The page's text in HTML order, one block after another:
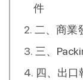
件
二、商業
三、
四、出口